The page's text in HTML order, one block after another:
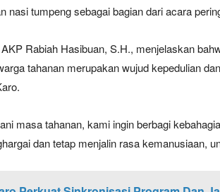
nasi tumpeng sebagai bagian dari acara
Rabiah Hasibuan, S.H., menjelaskan
tahanan merupakan wujud kepedulian
masa tahanan, kami ingin berbagi
dan tetap menjalin rasa kemanusiaan,